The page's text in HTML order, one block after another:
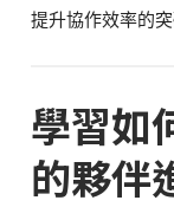
提升協作效率的
學習如
的夥伴